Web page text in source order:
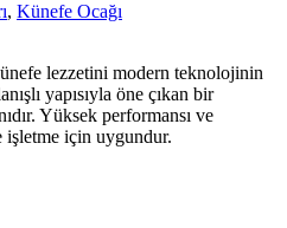
, Künefe Ocağı
lezzetini modern teknolojinin
yapısıyla öne çıkan bir
Yüksek performansı ve
işletme için uygundur.